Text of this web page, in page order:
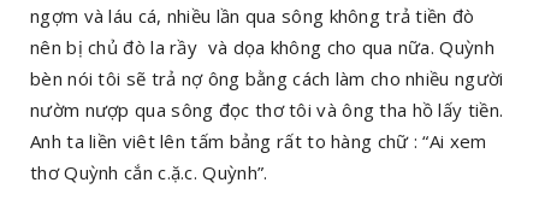
ngợm và láu cá, nhiều lần qua sông không trả tiền đò
nên bị chủ đò la rầy và dọa không cho qua nữa. Quỳnh
bèn nói tôi sẽ trả nợ ông bằng cách làm cho nhiều người
nườm nượp qua sông đọc thơ tôi và ông tha hồ lấy tiền.
Anh ta liền viêt lên tấm bảng rất to hàng chữ : “Ai xem
thơ Quỳnh cắn c.ặ.c. Quỳnh”.